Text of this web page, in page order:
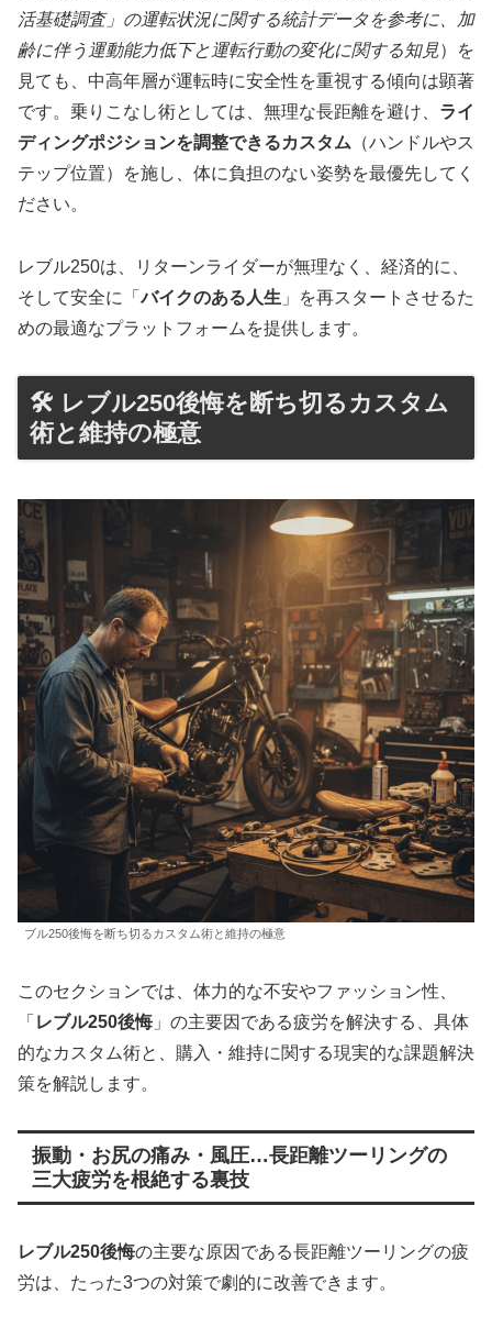
活基礎調査」の運転状況に関する統計データを参考に、加
齢に伴う運動能力低下と運転行動の変化に関する知見）を
見ても、中高年層が運転時に安全性を重視する傾向は顕著
です。乗りこなし術としては、無理な長距離を避け、 ライ
ディングポジションを調整できるカスタム （ハンドルやス
テップ位置）を施し、体に負担のない姿勢を最優先してく
ださい。
レブル250は、リターンライダーが無理なく、経済的に、
そして安全に「バイクのある人生 」を再スタートさせるた
めの最適なプラットフォームを提供します。
🛠️ レブル250後悔を断ち切るカスタム
術と維持の極意
ブル250後悔を断ち切るカスタム術と維持の極意
このセクションでは、体力的な不安やファッション性、
「 レブル250後悔 」の主要因である疲労を解決する、具体
的なカスタム術と、購入・維持に関する現実的な課題解決
策を解説します。
振動・お尻の痛み・風圧…長距離ツーリングの
三大疲労を根絶する裏技
レブル250後悔の主要な原因である長距離ツーリングの疲
労は、たった3つの対策で劇的に改善できます。